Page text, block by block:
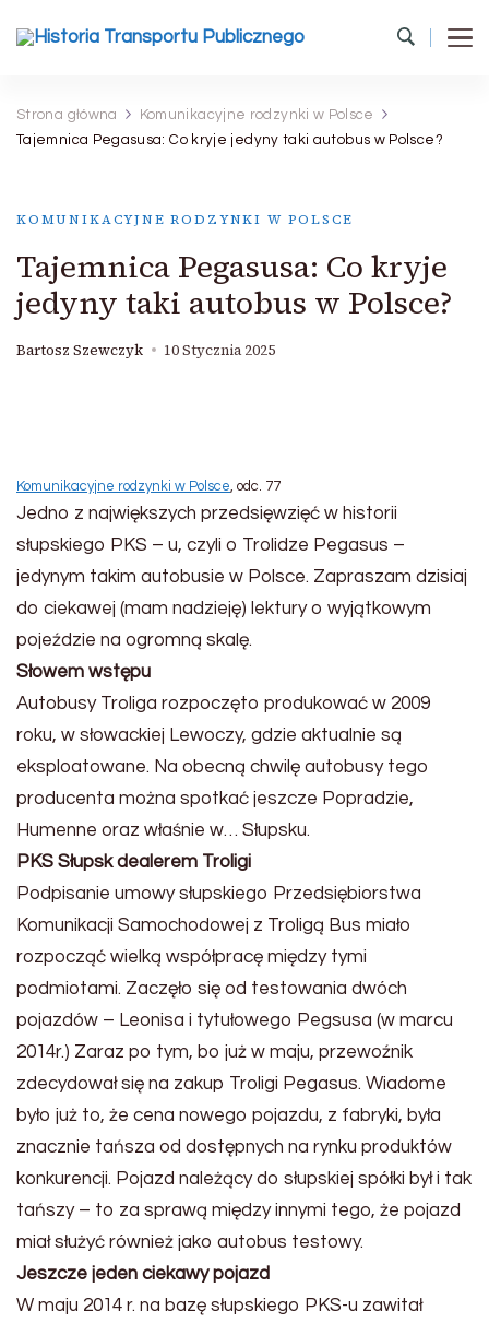
Strona główna
Komunikacyjne rodzynki w Polsce
Tajemnica Pegasusa: Co kryje jedyny taki autobus w Polsce?
KOMUNIKACYJNE RODZYNKI W POLSCE
Tajemnica Pegasusa: Co kryje
jedyny taki autobus w Polsce?
Bartosz Szewczyk 10 Stycznia 2025
Komunikacyjne rodzynki w Polsce, odc. 77
Jedno z największych przedsięwzięć w historii
słupskiego PKS – u, czyli o Trolidze Pegasus –
jedynym takim autobusie w Polsce. Zapraszam dzisiaj
do ciekawej (mam nadzieję) lektury o wyjątkowym
pojeździe na ogromną skalę.
Słowem wstępu
Autobusy Troliga rozpoczęto produkować w 2009
roku, w słowackiej Lewoczy, gdzie aktualnie są
eksploatowane. Na obecną chwilę autobusy tego
producenta można spotkać jeszcze Popradzie,
Humenne oraz właśnie w… Słupsku.
PKS Słupsk dealerem Troligi
Podpisanie umowy słupskiego Przedsiębiorstwa
Komunikacji Samochodowej z Troligą Bus miało
rozpocząć wielką współpracę między tymi
podmiotami. Zaczęło się od testowania dwóch
pojazdów – Leonisa i tytułowego Pegsusa (w marcu
2014r.) Zaraz po tym, bo już w maju, przewoźnik
zdecydował się na zakup Troligi Pegasus. Wiadome
było już to, że cena nowego pojazdu, z fabryki, była
znacznie tańsza od dostępnych na rynku produktów
konkurencji. Pojazd należący do słupskiej spółki był i tak
tańszy – to za sprawą między innymi tego, że pojazd
miał służyć również jako autobus testowy.
Jeszcze jeden ciekawy pojazd
W maju 2014 r. na bazę słupskiego PKS-u zawitał